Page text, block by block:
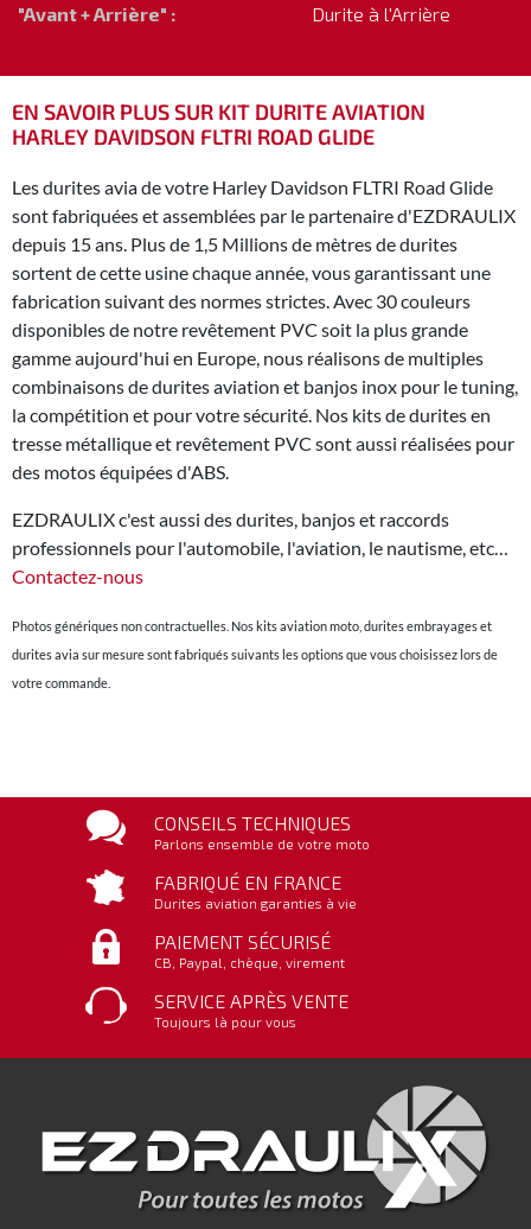
"Avant + Arrière" :
Durite à l'Arrière
EN SAVOIR PLUS SUR KIT DURITE AVIATION
HARLEY DAVIDSON FLTRI ROAD GLIDE
Les durites avia de votre Harley Davidson FLTRI Road Glide
sont fabriquées et assemblées par le partenaire d'EZDRAULIX
depuis 15 ans. Plus de 1,5 Millions de mètres de durites
sortent de cette usine chaque année, vous garantissant une
fabrication suivant des normes strictes. Avec 30 couleurs
disponibles de notre revêtement PVC soit la plus grande
gamme aujourd'hui en Europe, nous réalisons de multiples
combinaisons de durites aviation et banjos inox pour le tuning,
la compétition et pour votre sécurité. Nos kits de durites en
tresse métallique et revêtement PVC sont aussi réalisées pour
des motos équipées d'ABS.
EZDRAULIX c'est aussi des durites, banjos et raccords
professionnels pour l'automobile, l'aviation, le nautisme, etc…
Contactez-nous
Photos génériques non contractuelles. Nos kits aviation moto, durites embrayages et
durites avia sur mesure sont fabriqués suivants les options que vous choisissez lors de
votre commande.
CONSEILS TECHNIQUES
Parlons ensemble de votre moto
FABRIQUÉ EN FRANCE
Durites aviation garanties à vie
PAIEMENT SÉCURISÉ
CB, Paypal, chèque, virement
SERVICE APRÈS VENTE
Toujours là pour vous